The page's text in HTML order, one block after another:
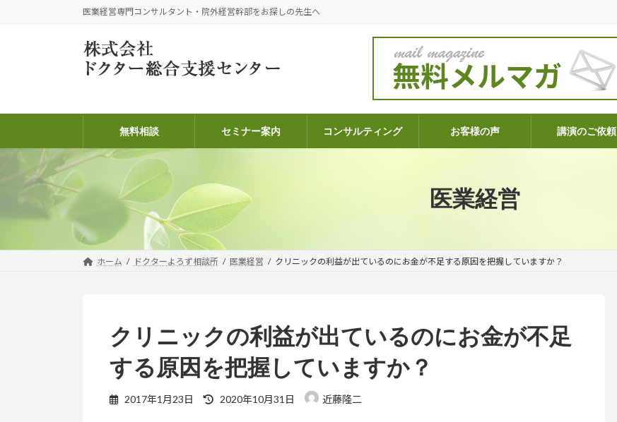
医業経営専門コンサルタント・院外経営幹部をお探しの先生へ
無料相談 セミナー案内 コンサルティング お客様の声 講演のご依頼
医業経営
ホーム ドクターよろず相談所 医業経営 クリニックの利益が出ているのにお金が不足する原因を把握していますか？
クリニックの利益が出ているのにお金が不足
する原因を把握していますか？
2017年1月23日
最
2020年10月31日 近藤隆二